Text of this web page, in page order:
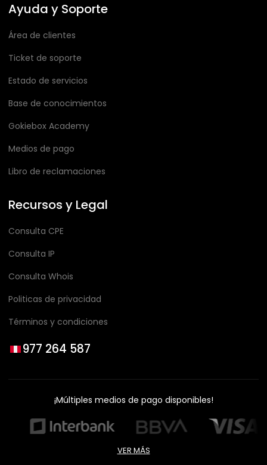
Ayuda y Soporte
Área de clientes
Ticket de soporte
Estado de servicios
Base de conocimientos
Gokiebox Academy
Medios de pago
Libro de reclamaciones
Recursos y Legal
Consulta CPE
Consulta IP
Consulta Whois
Politicas de privacidad
Términos y condiciones
977 264 587
¡Múltiples medios de pago disponibles!
VER MÁS